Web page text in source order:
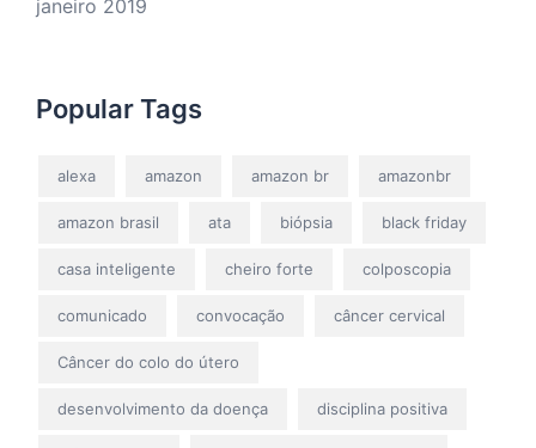
janeiro 2019
Popular Tags
alexa amazon amazon br amazonbr
amazon brasil ata biópsia black friday
casa inteligente cheiro forte colposcopia
comunicado convocação câncer cervical
Câncer do colo do útero
desenvolvimento da doença disciplina positiva